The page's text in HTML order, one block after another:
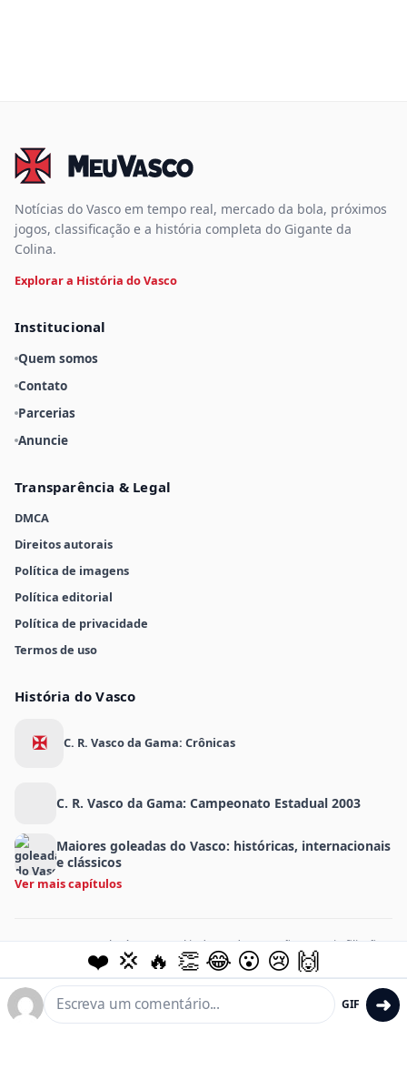
Notícias do Vasco em tempo real, mercado da bola, próximos
jogos, classificação e a história completa do Gigante da
Colina.
Explorar a História do Vasco
Institucional
Quem somos
Contato
Parcerias
Anuncie
Transparência & Legal
DMCA
Direitos autorais
Política de imagens
Política editorial
Política de privacidade
Termos de uso
História do Vasco
✠ C. R. Vasco da Gama: Crônicas
C. R. Vasco da Gama: Campeonato Estadual 2003
Maiores goleadas do Vasco: históricas, internacionais
e clássicos
Ver mais capítulos
MeuVasco.com.br é um portal independente e não possui afiliação
oficial com o Club de Regatas Vasco da Gama.
© 2026 Assis Media Holdings LLC. Todos os direitos reservados.
GIF ➜
❤️ 💢 🔥 👏 😂 😮 😢 🙌